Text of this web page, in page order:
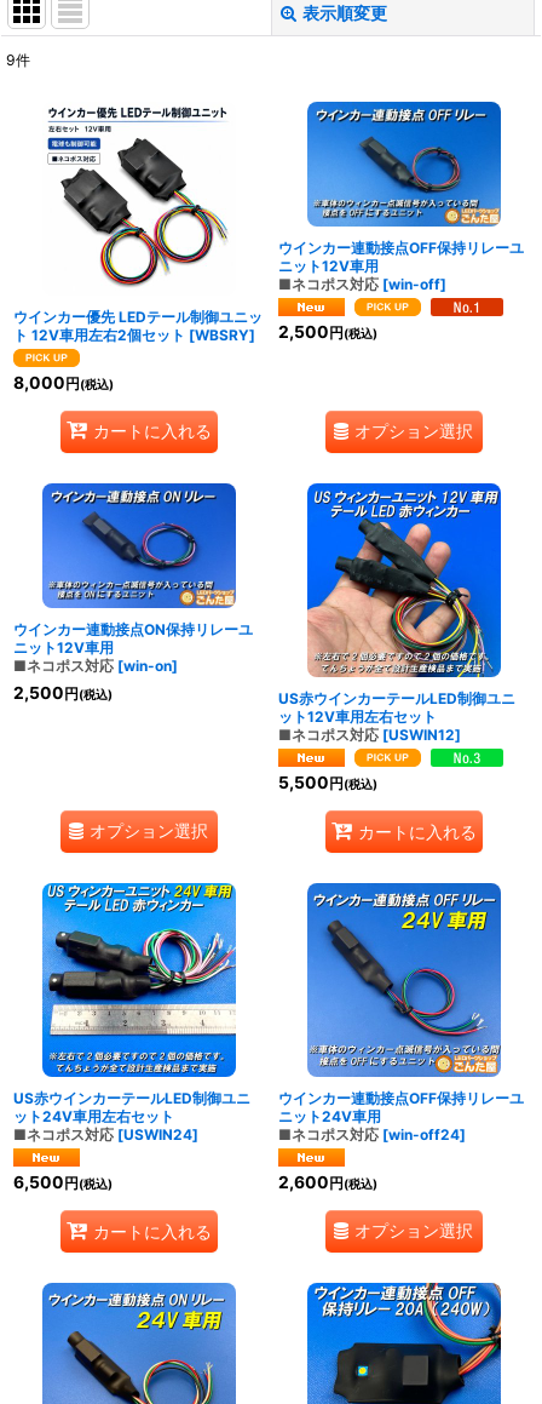
表示順変更
並び順:
9件
ウインカー優先 LEDテール制御ユニッ
ト 12V車用左右2個セット [WBSRY]
8,000円(税込)
カートに入れる
ウインカー連動接点OFF保持リレーユ
ニット12V車用
■ネコポス対応 [win-off]
2,500円(税込)
オプション選択
ウインカー連動接点ON保持リレーユ
ニット12V車用
■ネコポス対応 [win-on]
2,500円(税込)
オプション選択
US赤ウインカーテールLED制御ユニ
ット12V車用左右セット
■ネコポス対応 [USWIN12]
5,500 円 (税込)
カートに入れる
US赤ウインカーテールLED制御ユニ
ット24V車用左右セット
■ネコポス対応 [USWIN24]
6,500 円 (税込)
カートに入れる
ウインカー連動接点OFF保持リレーユ
ニット24V車用
■ネコポス対応 [win-off24]
2,600 円 (税込)
オプション選択